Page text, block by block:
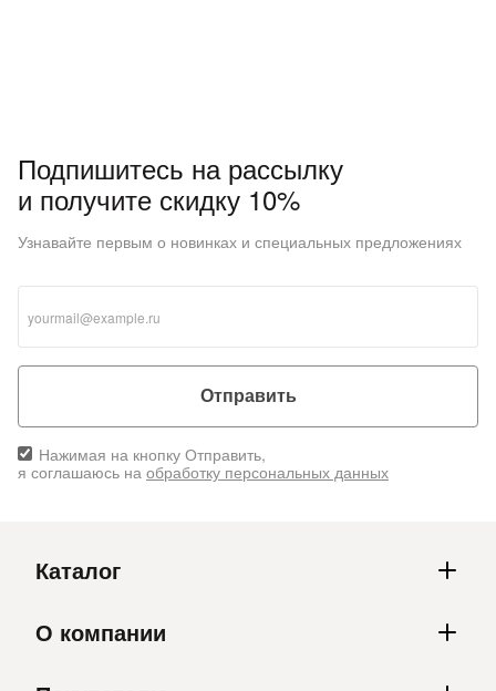
Подпишитесь на рассылку
и получите скидку 10%
Узнавайте первым о новинках и специальных предложениях
Отправить
Нажимая на кнопку Отправить,
я соглашаюсь на обработку персональных данных
Каталог
О компании